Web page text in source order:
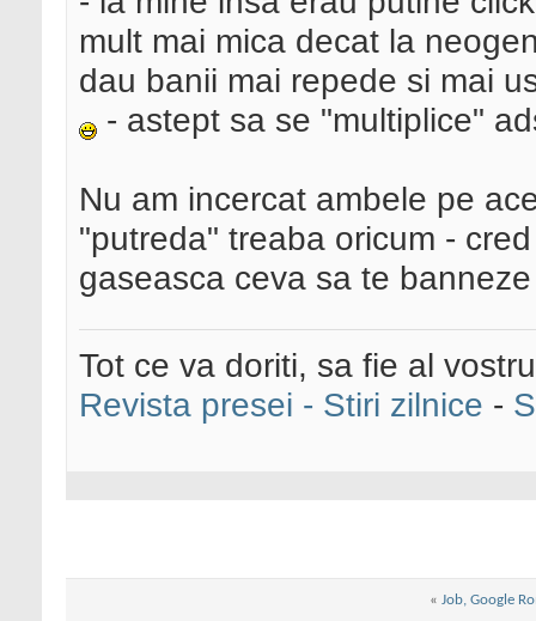
mult mai mica decat la
dau banii mai repede si mai
- astept sa se "multiplice"
Nu am incercat ambele pe
"putreda" treaba oricum -
gaseasca ceva sa te
Tot ce va doriti, sa fie al
Revista presei - Stiri zilnice -
« Job, Google